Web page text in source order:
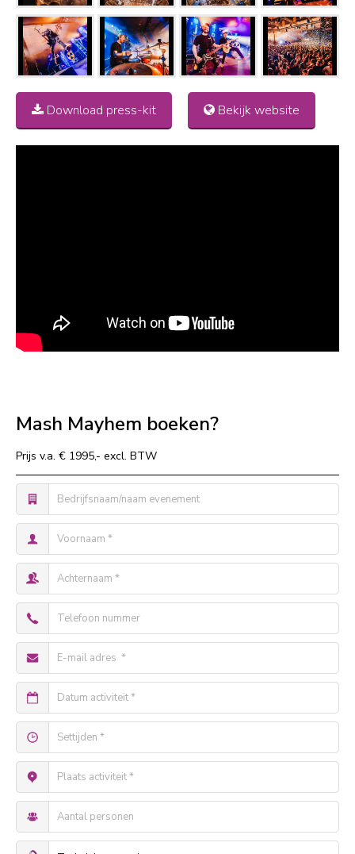
Download press-kit Bekijk website
Mash Mayhem boeken?
Prijs v.a. € 1995,- excl. BTW